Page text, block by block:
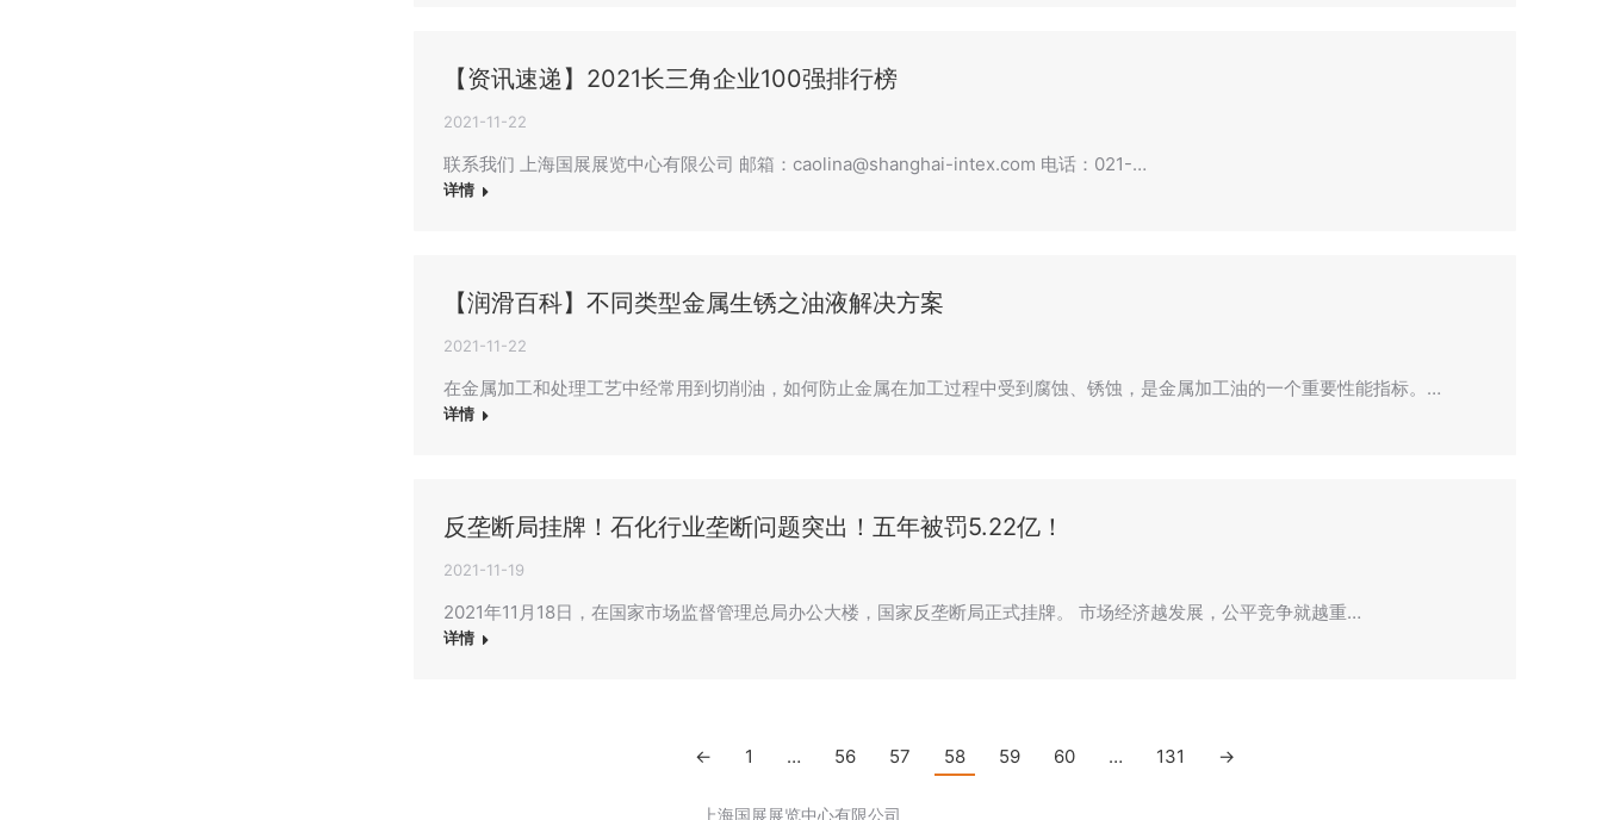
【资讯速递】2021长三角企业100强排行榜
2021-11-22
联系我们 上海国展展览中心有限公司 邮箱：caolina@shanghai-intex.com 电话：021-…
详情
【润滑百科】不同类型金属生锈之油液解决方案
2021-11-22
在金属加工和处理工艺中经常用到切削油，如何防止金属在加工过程中受到腐蚀、锈蚀，是金属加工油的一个重要性能指标。…
详情
反垄断局挂牌！石化行业垄断问题突出！五年被罚5.22亿！
2021-11-19
2021年11月18日，在国家市场监督管理总局办公大楼，国家反垄断局正式挂牌。 市场经济越发展，公平竞争就越重…
详情
← 1 … 56 57 58 59 60 … 131 →
上海国展展览中心有限公司